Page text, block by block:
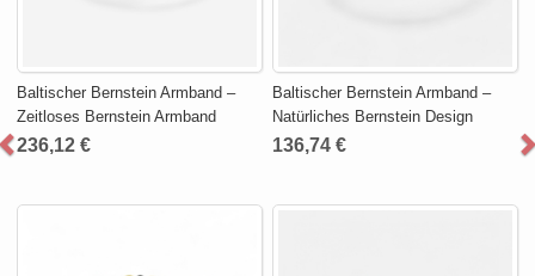
Baltischer Bernstein Armband –
Zeitloses Bernstein Armband
236,12 €
Baltischer Bernstein Armband –
Natürliches Bernstein Design
136,74 €